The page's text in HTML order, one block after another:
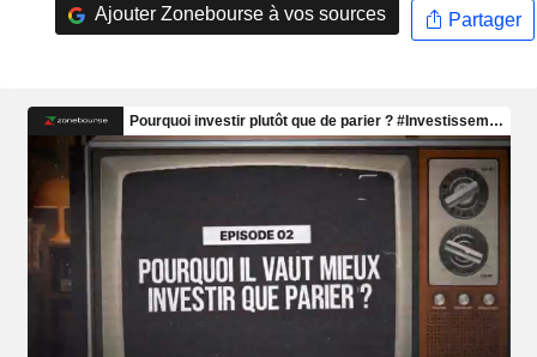
Ajouter Zonebourse à vos sources Partager